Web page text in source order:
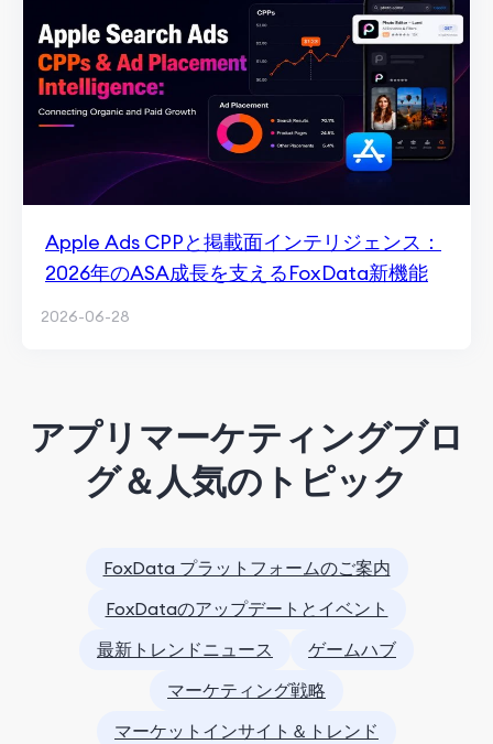
Apple Ads CPPと掲載面インテリジェンス：
2026年のASA成長を支えるFoxData新機能
2026-06-28
アプリマーケティングブロ
グ＆人気のトピック
FoxData プラットフォームのご案内
FoxDataのアップデートとイベント
最新トレンドニュース
ゲームハブ
マーケティング戦略
マーケットインサイト＆トレンド